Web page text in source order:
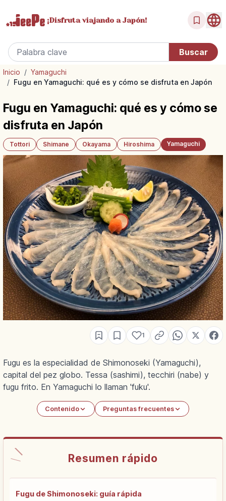
¡Disfrutaviajando a Japón!
Inicio / Yamaguchi
/ Fugu en Yamaguchi: qué es y cómo se disfruta en Japón
Fugu en Yamaguchi: qué es y cómo se
disfruta en Japón
Tottori Shimane Okayama Hiroshima Yamaguchi
1
Fugu es la especialidad de Shimonoseki (Yamaguchi),
capital del pez globo. Tessa (sashimi), tecchiri (nabe) y
fugu frito. En Yamaguchi lo llaman 'fuku'.
Contenido Preguntas frecuentes
Resumen rápido
Fugu de Shimonoseki: guía rápida